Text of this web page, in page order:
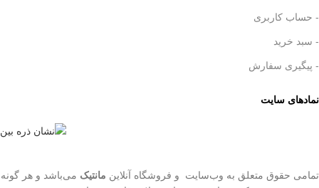
- حساب کاربری
- سبد خرید
- پیگیری سفارش
نمادهای سایت
تمامی حقوق متعلق به وب‌سایت و فروشگاه‌ آنلاین مانتیک می‌باشد و هر گونه